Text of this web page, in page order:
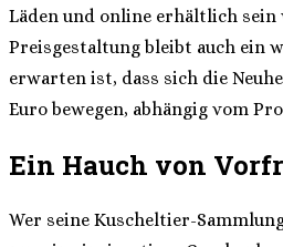
Läden und online erhältlich sein
Preisgestaltung bleibt auch ein
erwarten ist, dass sich die
Euro bewegen, abhängig vom
Ein Hauch von
Wer seine Kuscheltier-